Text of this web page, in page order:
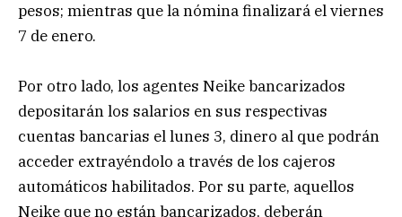
pesos; mientras que la nómina finalizará el viernes
7 de enero.
Por otro lado, los agentes Neike bancarizados
depositarán los salarios en sus respectivas
cuentas bancarias el lunes 3, dinero al que podrán
acceder extrayéndolo a través de los cajeros
automáticos habilitados. Por su parte, aquellos
Neike que no están bancarizados, deberán